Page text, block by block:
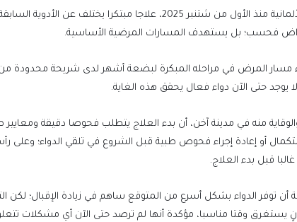
ويُعد “ليكانيماب”، المتاح في السوق الألمانية منذ الأول من شتنبر 2025، علاجا مبتكرا
فحسب؛ بل يستهدف المسارات المرضية الأساسية.
مسار المرض في مراحله المبكرة لبضعة أشهر لدى شريحة محدودة
يوجد حتى الآن دواء فعال يحقق هذه الغاية.
منه في مدينة آخن، أن بدء العلاج يتطلب فحوصا دقيقة ومعايير
أو إعادة إجراء فحوص طبية قبل الشروع في تلقي الدواء؛ وعلى
قبل بدء العلاج.
أن توفر الدواء بشكل أسرع من المتوقع ساهم في زيادة الإقبال؛ لكن
يستغرق وقتا مناسبا، مؤكدة أنها لم ترصد حتى الآن أي مشكلات